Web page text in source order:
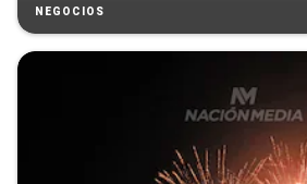
NEGOCIOS